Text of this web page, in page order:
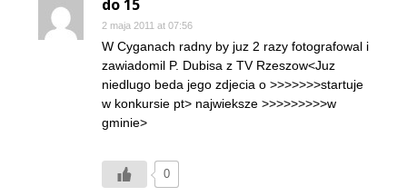
do 15
2 maja 2011 at 07:56
W Cyganach radny by juz 2 razy fotografowal i
zawiadomil P. Dubisa z TV Rzeszow<Juz
niedlugo beda jego zdjecia o >>>>>>>startuje
w konkursie pt> najwieksze >>>>>>>>>w
gminie>
0